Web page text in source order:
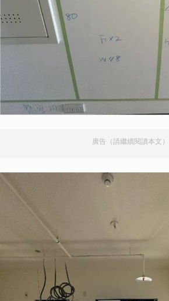
廣告（請繼續閱讀本文）